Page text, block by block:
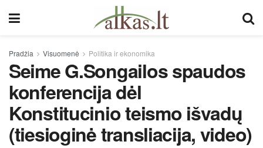
Pradžia Visuomenė Politika ir ekonomika
Seime G.Songailos spaudos
konferencija dėl
Konstitucinio teismo išvadų
(tiesioginė transliacija, video)